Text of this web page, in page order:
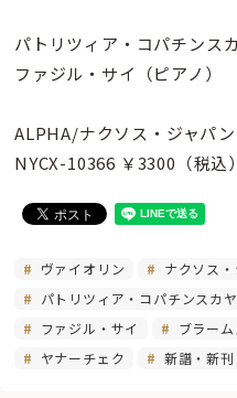
パトリツィア・コパチンス
ファジル・サイ（ピアノ）
ALPHA/ナクソス・ジャパン
NYCX-10366 ￥3300（税込）
ヴァイオリン
ナクソス
パトリツィア・コパチンスカヤ
ファジル・サイ
ブラーム
ヤナーチェク
新譜・新刊